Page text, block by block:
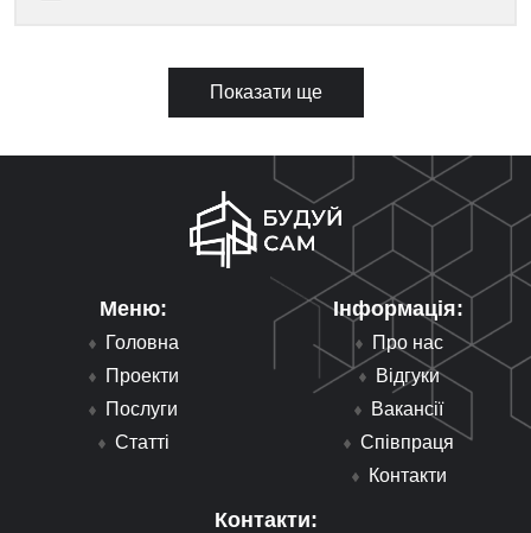
Показати ще
Меню:
Головна
Проекти
Послуги
Статті
Інформація:
Про нас
Відгуки
Вакансії
Співпраця
Контакти
Контакти: